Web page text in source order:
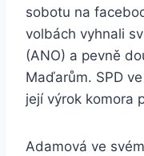
sobotu na
volbách vyhnali
(ANO) a pevně
Maďarům. SPD
její výrok komora
Adamová ve